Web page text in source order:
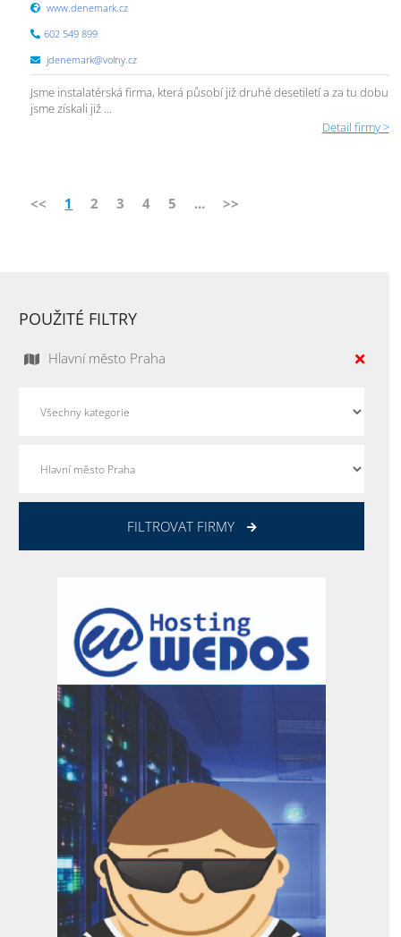
www.denemark.cz
602 549 899
jdenemark@volny.cz
Jsme instalatérská firma, která působí již druhé desetiletí a za tu dobu
jsme získali již ...
Detail firmy >
<< 1 2 3 4 5 ... >>
POUŽITÉ FILTRY
Hlavní město Praha
FILTROVAT FIRMY